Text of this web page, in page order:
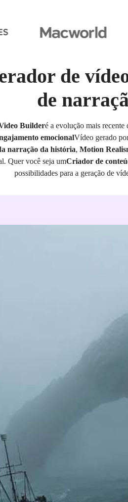
de
de
Builderé a evolução mais
emocionalVídeo gerado
narração da história, Motion
Quer você seja umCriador de
possibilidades para a geração de